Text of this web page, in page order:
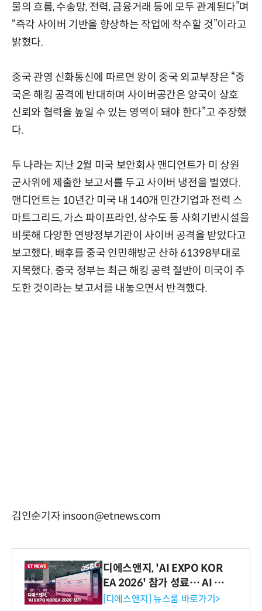
물의 흐름, 수송망, 전력, 금융거래 등에 모두 관계된다”며
“즉각 사이버 기반을 향상하는 작업에 착수할 것”이라고
밝혔다.
중국 관영 신화통신에 따르면 왕이 중국 외교부장은 “중
국은 해킹 공격에 반대하며 사이버공간은 양국이 상호
신뢰와 협력을 높일 수 있는 영역이 돼야 한다”고 주장했
다.
두 나라는 지난 2월 미국 보안회사 맨디언트가 미 상원
군사위에 제출한 보고서를 두고 사이버 냉전을 벌였다.
맨디언트는 10년간 미국 내 140개 민간기업과 전력 스
마트그리드, 가스 파이프라인, 상수도 등 사회기반시설을
비롯해 다양한 연방정부기관이 사이버 공격을 받았다고
보고했다. 배후를 중국 인민해방군 산하 61398부대로
지목했다. 중국 정부는 최근 해킹 공력 절반이 미국이 주
도한 것이라는 보고서를 내놓으면서 반격했다.
김인순기자 insoon@etnews.com
디에스앤지, 'AI EXPO KOR
EA 2026' 참가 성료… AI 전
생애주기 아우르는 통합 솔루
[디에스앤지] 뉴스룸 바로가기>